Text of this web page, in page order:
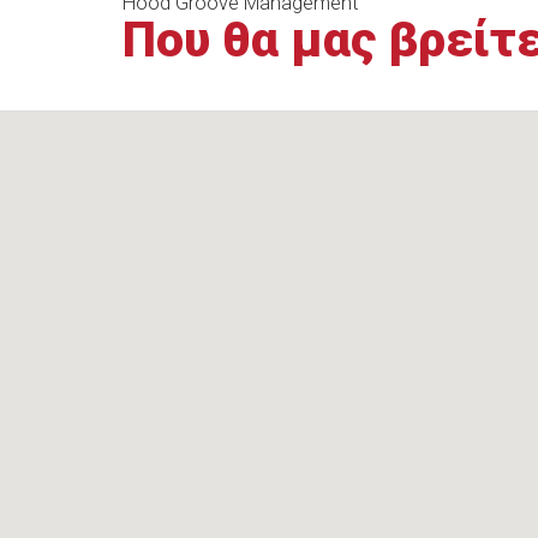
Που θα μας